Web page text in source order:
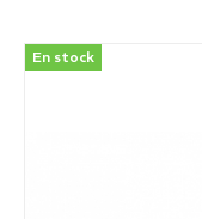
En stock